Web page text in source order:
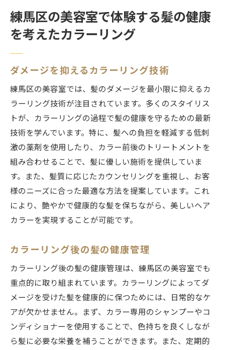
練馬区の美容室で体験する髪の健康
を考えたカラーリング
ダメージを抑えるカラーリング技術
練馬区の美容室では、髪のダメージを最小限に抑えるカ
ラーリング技術が注目されています。多くのスタイリス
トが、カラーリングの過程で髪の健康を守るための最新
技術を学んでいます。特に、髪への負担を軽減する低刺
激の薬剤を使用したり、カラー前後のトリートメントを
組み合わせることで、髪に優しい施術を提供していま
す。また、髪質に応じたカウンセリングを重視し、お客
様のニーズに合った最適な方法を提案しています。これ
により、艶やかで健康的な髪を保ちながら、美しいヘア
カラーを実現することが可能です。
カラーリング後の髪の健康管理
カラーリング後の髪の健康管理は、練馬区の美容室でも
重点的に取り組まれています。カラーリングによってダ
メージを受けた髪を健康的に保つためには、日常的なケ
アが欠かせません。まず、カラー専用のシャンプーやコ
ンディショナーを使用することで、色持ちを良くしなが
ら髪に必要な栄養を補うことができます。また、定期的